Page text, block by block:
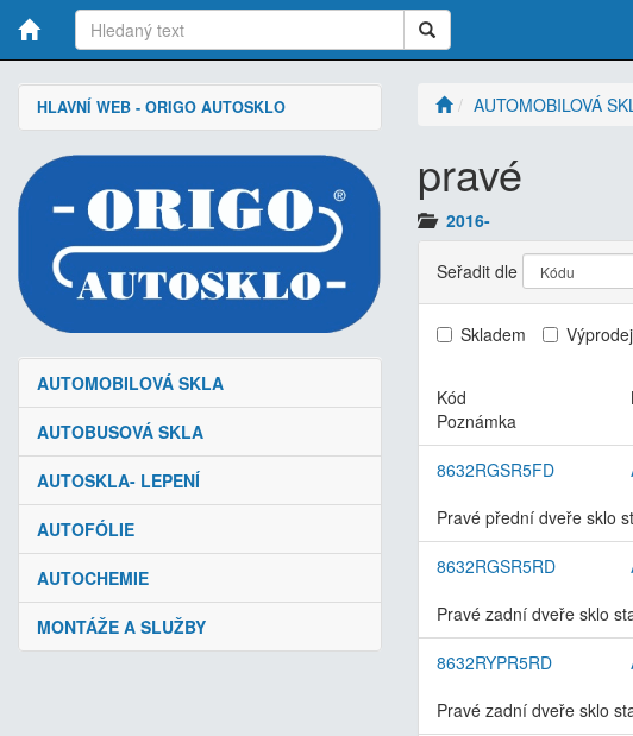
HLAVNÍ WEB - ORIGO AUTOSKLO
AUTOMOBILOVÁ SKLA
AUTOBUSOVÁ SKLA
AUTOSKLA- LEPENÍ
AUTOFÓLIE
AUTOCHEMIE
MONTÁŽE A SLUŽBY
AUTOMOBILOVÁ
pravé
2016-
Seřadit dle
Skladem Výprodej
Kód
Poznámka
8632RGSR5FD
Pravé přední dveře sklo
8632RGSR5RD
Pravé zadní dveře sklo
8632RYPR5RD
Pravé zadní dveře sklo